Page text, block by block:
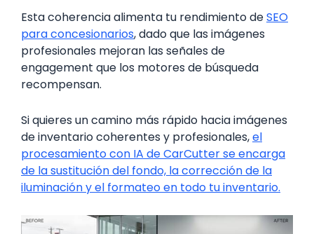
Esta coherencia alimenta tu rendimiento deSEO
para concesionarios, dado que las imágenes
profesionales mejoran las señales de
engagement que los motores de búsqueda
recompensan.
Si quieres un camino más rápido hacia imágenes
de inventario coherentes y profesionales,el
procesamiento con IA de CarCutter se encarga
de la sustitución del fondo, la corrección de la
iluminación y el formateo en todo tu inventario.